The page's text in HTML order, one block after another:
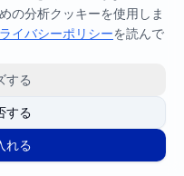
の分析クッキーを使用しま
イバシーポリシーを読んで
する
する
れる